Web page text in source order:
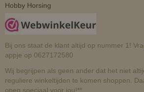
Hobby Horsing
Bij ons staat de klant altijd op nummer 1!
appje op 0627172580
Wij begrijpen als geen ander dat het niet
reguliere winkeltijden te komen shoppen.
open speciaal voor jou!**